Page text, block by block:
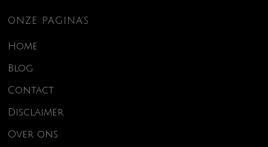
ONZE PAGINA’S
Home
Blog
Contact
Disclaimer
Over ons